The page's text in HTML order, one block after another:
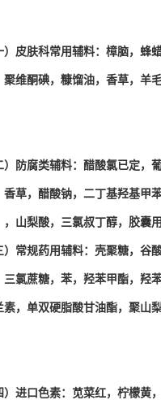
）皮肤科常用辅料：樟脑，
聚维酮碘，糠馏油，香草，羊
）防腐类辅料：醋酸氯已定
香草，醋酸钠，二丁基羟基甲
，山梨酸，三氯叔丁醇，胶囊用
）常规药用辅料：壳聚糖，
三氯蔗糖，苯，羟苯甲酯，羟
素，单双硬脂酸甘油酯，聚山
）进口色素：苋菜红，柠檬